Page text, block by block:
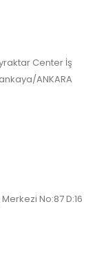
Center İş
ANKARA
No:87 D:16